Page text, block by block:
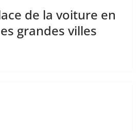
de la voiture en
grandes villes